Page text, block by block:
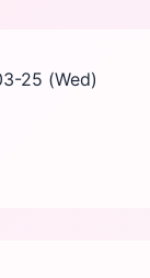
25 (Wed)